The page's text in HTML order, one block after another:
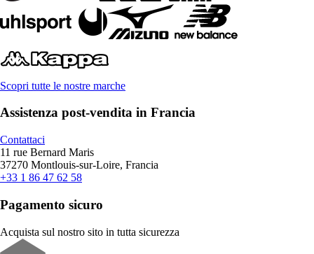
Scopri tutte le nostre marche
Assistenza post-vendita in Francia
Contattaci
11 rue Bernard Maris
37270 Montlouis-sur-Loire, Francia
+33 1 86 47 62 58
Pagamento sicuro
Acquista sul nostro sito in tutta sicurezza